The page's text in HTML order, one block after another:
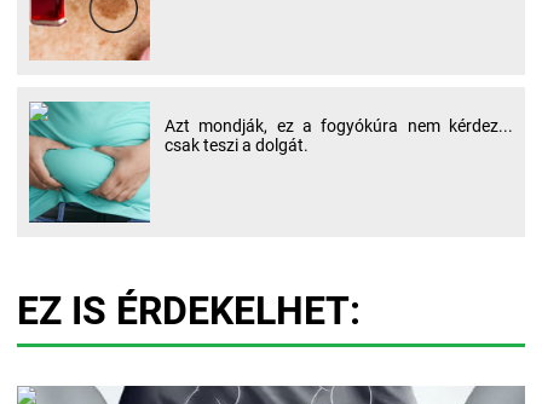
Azt mondják, ez a fogyókúra nem kérdez...
csak teszi a dolgát.
EZ IS ÉRDEKELHET: